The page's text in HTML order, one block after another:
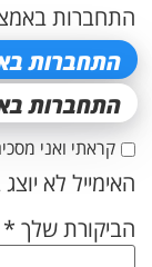
התחברות
קראתי ואני
האימייל לא
הביקורת שלך *